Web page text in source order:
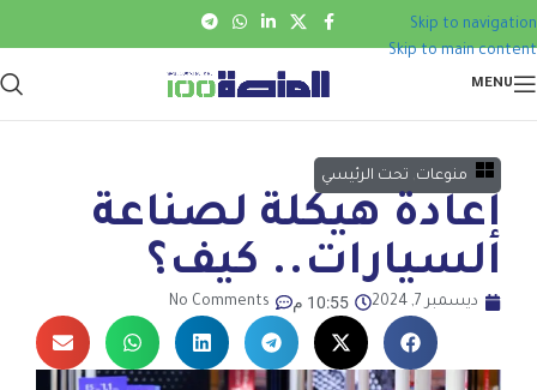
Skip to navigation
Skip to main content
MENU
منوعات تحت الرئيسي
إعادة هيكلة لصناعة
السيارات.. كيف؟
ديسمبر 7, 2024 10:55 م No Comments